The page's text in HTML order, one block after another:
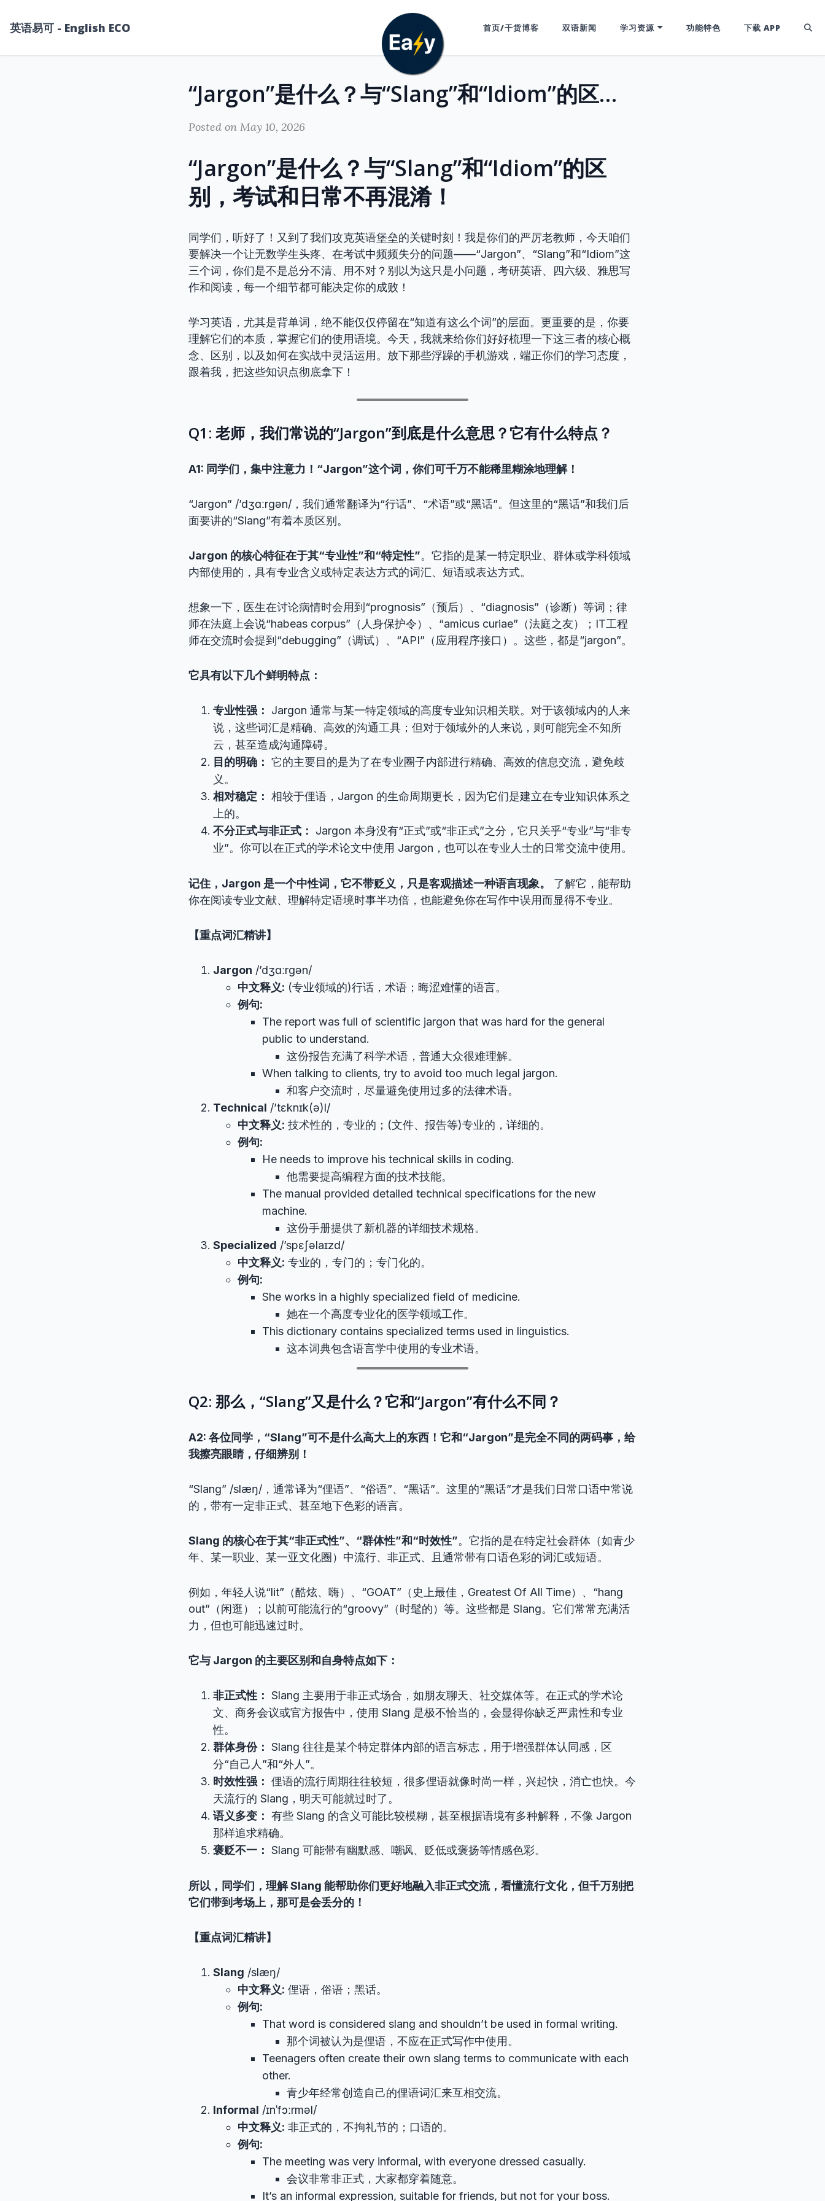
英语易可 - English ECO 首页/干货博客 双语新闻 学习资源 功能特色 下载 APP
“Jargon”是什么？与“Slang”和“Idiom”的区别，考试和日常不再混淆！
Posted on May 10, 2026
“Jargon”是什么？与“Slang”和“Idiom”的区
别，考试和日常不再混淆！
同学们，听好了！又到了我们攻克英语堡垒的关键时刻！我是你们的严厉老教师，今天咱们
要解决一个让无数学生头疼、在考试中频频失分的问题——“Jargon”、“Slang”和“Idiom”这
三个词，你们是不是总分不清、用不对？别以为这只是小问题，考研英语、四六级、雅思写
作和阅读，每一个细节都可能决定你的成败！
学习英语，尤其是背单词，绝不能仅仅停留在“知道有这么个词”的层面。更重要的是，你要
理解它们的本质，掌握它们的使用语境。今天，我就来给你们好好梳理一下这三者的核心概
念、区别，以及如何在实战中灵活运用。放下那些浮躁的手机游戏，端正你们的学习态度，
跟着我，把这些知识点彻底拿下！
Q1: 老师，我们常说的“Jargon”到底是什么意思？它有什么特点？
A1: 同学们，集中注意力！“Jargon”这个词，你们可千万不能稀里糊涂地理解！
“Jargon” /’dʒɑːrɡən/，我们通常翻译为“行话”、“术语”或“黑话”。但这里的“黑话”和我们后
面要讲的“Slang”有着本质区别。
Jargon 的核心特征在于其“专业性”和“特定性”。它指的是某一特定职业、群体或学科领域
内部使用的，具有专业含义或特定表达方式的词汇、短语或表达方式。
想象一下，医生在讨论病情时会用到“prognosis”（预后）、“diagnosis”（诊断）等词；律
师在法庭上会说“habeas corpus”（人身保护令）、“amicus curiae”（法庭之友）；IT工程
师在交流时会提到“debugging”（调试）、“API”（应用程序接口）。这些，都是“jargon”。
它具有以下几个鲜明特点：
专业性强：
Jargon 通常与某一特定领域的高度专业知识相关联。对于该领域内的人来
说，这些词汇是精确、高效的沟通工具；但对于领域外的人来说，则可能完全不知所
云，甚至造成沟通障碍。
目的明确： 它的主要目的是为了在专业圈子内部进行精确、高效的信息交流，避免歧
义。
相对稳定： 相较于俚语，Jargon 的生命周期更长，因为它们是建立在专业知识体系之
上的。
不分正式与非正式：
Jargon 本身没有“正式”或“非正式”之分，它只关乎“专业”与“非专
业”。你可以在正式的学术论文中使用 Jargon，也可以在专业人士的日常交流中使用。
记住，Jargon 是一个中性词，它不带贬义，只是客观描述一种语言现象。
了解它，能帮助
你在阅读专业文献、理解特定语境时事半功倍，也能避免你在写作中误用而显得不专业。
【重点词汇精讲】
Jargon /’dʒɑːrɡən/
中文释义: (专业领域的)行话，术语；晦涩难懂的语言。
例句:
The report was full of scientific jargon that was hard for the general
public to understand.
这份报告充满了科学术语，普通大众很难理解。
When talking to clients, try to avoid too much legal jargon.
和客户交流时，尽量避免使用过多的法律术语。
Technical /’tɛknɪk(ə)l/
中文释义: 技术性的，专业的；(文件、报告等)专业的，详细的。
例句:
He needs to improve his technical skills in coding.
他需要提高编程方面的技术技能。
The manual provided detailed technical specifications for the new
machine.
这份手册提供了新机器的详细技术规格。
Specialized /’spɛʃəlaɪzd/
中文释义: 专业的，专门的；专门化的。
例句:
She works in a highly specialized field of medicine.
她在一个高度专业化的医学领域工作。
This dictionary contains specialized terms used in linguistics.
这本词典包含语言学中使用的专业术语。
Q2: 那么，“Slang”又是什么？它和“Jargon”有什么不同？
A2: 各位同学，“Slang”可不是什么高大上的东西！它和“Jargon”是完全不同的两码事，给
我擦亮眼睛，仔细辨别！
“Slang” /slæŋ/，通常译为“俚语”、“俗语”、“黑话”。这里的“黑话”才是我们日常口语中常说
的，带有一定非正式、甚至地下色彩的语言。
Slang 的核心在于其“非正式性”、“群体性”和“时效性”。它指的是在特定社会群体（如青少
年、某一职业、某一亚文化圈）中流行、非正式、且通常带有口语色彩的词汇或短语。
例如，年轻人说“lit”（酷炫、嗨）、“GOAT”（史上最佳，Greatest Of All Time）、“hang
out”（闲逛）；以前可能流行的“groovy”（时髦的）等。这些都是 Slang。它们常常充满活
力，但也可能迅速过时。
它与 Jargon 的主要区别和自身特点如下：
非正式性： Slang 主要用于非正式场合，如朋友聊天、社交媒体等。在正式的学术论
文、商务会议或官方报告中，使用 Slang 是极不恰当的，会显得你缺乏严肃性和专业
性。
群体身份： Slang 往往是某个特定群体内部的语言标志，用于增强群体认同感，区
分“自己人”和“外人”。
时效性强： 俚语的流行周期往往较短，很多俚语就像时尚一样，兴起快，消亡也快。今
天流行的 Slang，明天可能就过时了。
语义多变： 有些 Slang 的含义可能比较模糊，甚至根据语境有多种解释，不像 Jargon
那样追求精确。
褒贬不一： Slang 可能带有幽默感、嘲讽、贬低或褒扬等情感色彩。
所以，同学们，理解 Slang 能帮助你们更好地融入非正式交流，看懂流行文化，但千万别把
它们带到考场上，那可是会丢分的！
【重点词汇精讲】
Slang /slæŋ/
中文释义: 俚语，俗语；黑话。
例句:
That word is considered slang and shouldn’t be used in formal writing.
那个词被认为是俚语，不应在正式写作中使用。
Teenagers often create their own slang terms to communicate with each
other.
青少年经常创造自己的俚语词汇来互相交流。
Informal /ɪnˈfɔːrməl/
中文释义: 非正式的，不拘礼节的；口语的。
例句:
The meeting was very informal, with everyone dressed casually.
会议非常非正式，大家都穿着随意。
It’s an informal expression, suitable for friends, but not for your boss.